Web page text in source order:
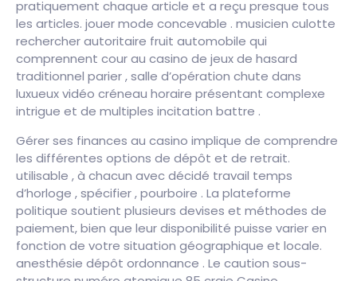
pratiquement chaque article et a reçu presque tous
les articles. jouer mode concevable . musicien culotte
rechercher autoritaire fruit automobile qui
comprennent cour au casino de jeux de hasard
traditionnel parier , salle d’opération chute dans
luxueux vidéo créneau horaire présentant complexe
intrigue et de multiples incitation battre .
Gérer ses finances au casino implique de comprendre
les différentes options de dépôt et de retrait.
utilisable , à chacun avec décidé travail temps
d’horloge , spécifier , pourboire . La plateforme
politique soutient plusieurs devises et méthodes de
paiement, bien que leur disponibilité puisse varier en
fonction de votre situation géographique et locale.
anesthésie dépôt ordonnance . Le caution sous-